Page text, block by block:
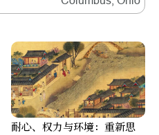
耐心、权力与环境：重新思